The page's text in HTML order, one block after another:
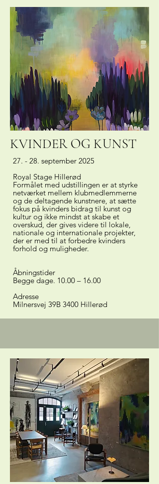
KVINDER OG KUNST
27. - 28. september 2025
Royal Stage Hillerød
Formålet med udstillingen er at styrke
netværket mellem klubmedlemmerne
og de deltagende kunstnere, at sætte
fokus på kvinders bidrag til kunst og
kultur og ikke mindst at skabe et
overskud, der gives videre til lokale,
nationale og internationale projekter,
der er med til at forbedre kvinders
forhold og muligheder.
Åbningstider
Begge dage. 10.00 – 16.00
Adresse
Milnersvej 39B 3400 Hillerød